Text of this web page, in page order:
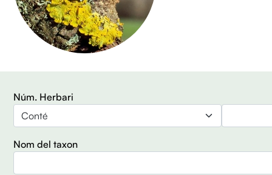
Núm. Herbari
Operador
Nom del taxon